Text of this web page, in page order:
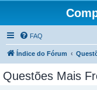
FAQ
Índice do Fórum
Questões Mais